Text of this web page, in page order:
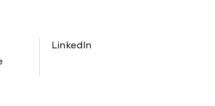
LinkedIn